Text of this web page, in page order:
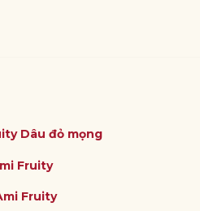
Dâu đỏ mọng
Fruity
Fruity